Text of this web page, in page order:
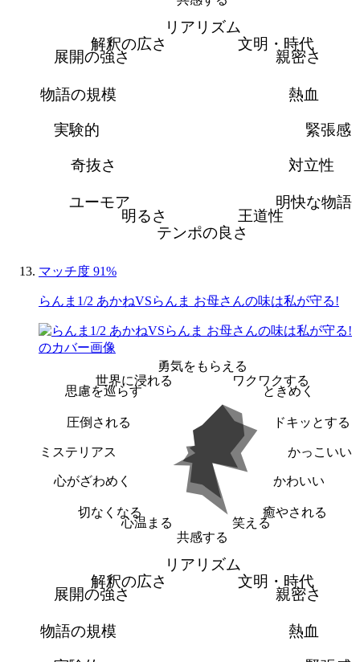
リアリズム
文明・時代
親密さ
熱血
緊張感
対立性
明快な物語
王道性
テンポの良さ
明るさ
ユーモア
奇抜さ
実験的
物語の規模
展開の強さ
解釈の広さ
マッチ度 91%
らんま1/2 あかねVSらんま お母さんの味は私が守る!
勇気をもらえる
ワクワクする
ときめく
ドキッとする
かっこいい
かわいい
癒やされる
笑える
共感する
心温まる
切なくなる
心がざわめく
ミステリアス
圧倒される
思慮を巡らす
世界に浸れる
リアリズム
文明・時代
親密さ
熱血
物語の規模
展開の強さ
解釈の広さ